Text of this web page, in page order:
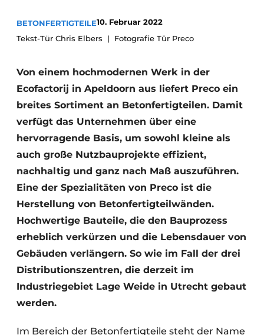
Datenschutz / Cookie-Erklärung
Ein Stellenangebot registrieren
BETONFERTIGTEILE10. Februar 2022
Tekst-Tür Chris Elbers
Fotografie Tür Preco
Von einem hochmodernen Werk in der
Ecofactorij in Apeldoorn aus liefert Preco ein
breites Sortiment an Betonfertigteilen. Damit
verfügt das Unternehmen über eine
hervorragende Basis, um sowohl kleine als
auch große Nutzbauprojekte effizient,
nachhaltig und ganz nach Maß auszuführen.
Eine der Spezialitäten von Preco ist die
Herstellung von Betonfertigteilwänden.
Hochwertige Bauteile, die den Bauprozess
erheblich verkürzen und die Lebensdauer von
Gebäuden verlängern. So wie im Fall der drei
Distributionszentren, die derzeit im
Industriegebiet Lage Weide in Utrecht gebaut
werden.
Im Bereich der Betonfertigteile steht der Name